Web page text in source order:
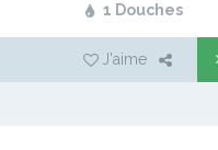
1 Douches
J'aime